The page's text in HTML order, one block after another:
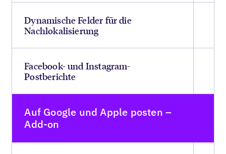
Dynamische Felder für die
Nachlokalisierung
Facebook- und Instagram-
Postberichte
Auf Google und Apple posten –
Add-on